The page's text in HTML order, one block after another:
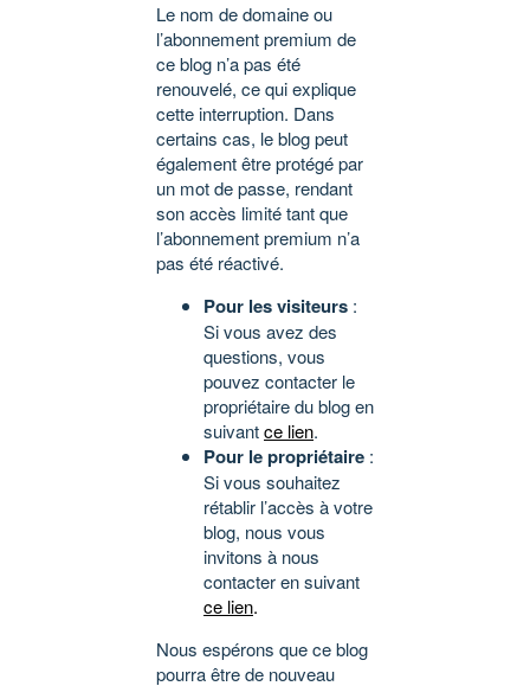
Le nom de domaine ou
l’abonnement premium de
ce blog n’a pas été
renouvelé, ce qui explique
cette interruption. Dans
certains cas, le blog peut
également être protégé par
un mot de passe, rendant
son accès limité tant que
l’abonnement premium n’a
pas été réactivé.
Pour les visiteurs :
Si vous avez des
questions, vous
pouvez contacter le
propriétaire du blog en
suivantce lien.
Pour le propriétaire :
Si vous souhaitez
rétablir l’accès à votre
blog, nous vous
invitons à nous
contacter en suivant
ce lien.
Nous espérons que ce blog
pourra être de nouveau